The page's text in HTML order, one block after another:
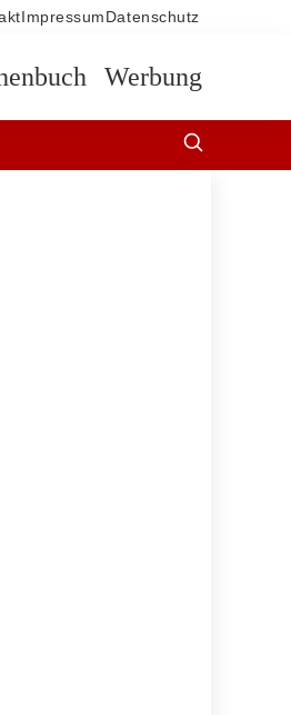
Impressum Datenschutz
Werbung